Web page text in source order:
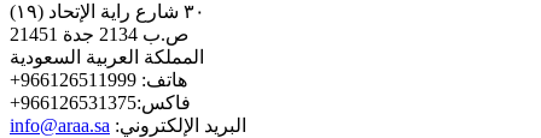
٣٠ شارع راية الإتحاد (١٩)
ص.ب 2134 جدة 21451
المملكة العربية السعودية
+هاتف: 966126511999
+فاكس:966126531375
info@araa.sa :البريد الإلكتروني